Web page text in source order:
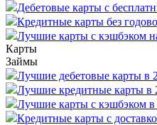
Дебетовые карты с
Кредитные карты без
Лучшие карты с кэшбэком
Карты
Займы
Лучшие дебетовые карты в
Лучшие кредитные карты в
Лучшие карты с кэшбэком в
Кредитные карты с